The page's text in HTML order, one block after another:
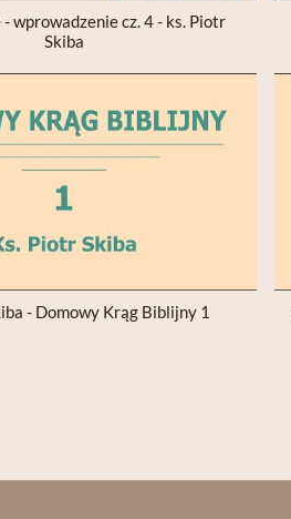
wprowadzenie cz. 4 - ks. Piotr
Skiba
- Domowy Krąg Biblijny 1